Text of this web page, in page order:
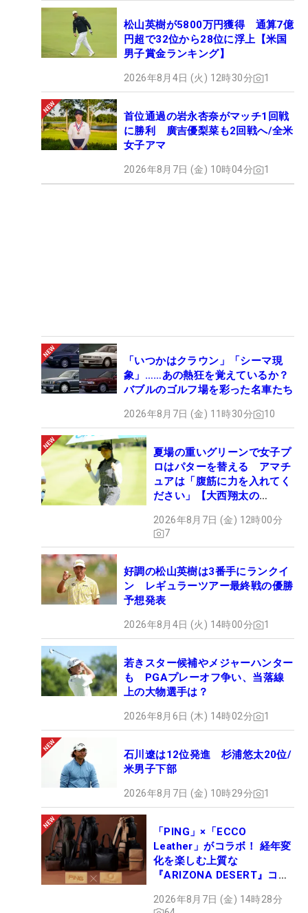
松山英樹が5800万円獲得 通算7億
円超で32位から28位に浮上【米国
男子賞金ランキング】
2026年8月4日 (火) 12時30分 1
首位通過の岩永杏奈がマッチ1回戦
に勝利 廣吉優梨菜も2回戦へ/全米
女子アマ
2026年8月7日 (金) 10時04分 1
「いつかはクラウン」「シーマ現
象」……あの熱狂を覚えているか？
バブルのゴルフ場を彩った名車たち
2026年8月7日 (金) 11時30分 10
夏場の重いグリーンで女子プ
ロはパターを替える アマチ
ュアは「腹筋に力を入れてく
ださい」【大西翔太の
2026年8月7日 (金) 12時00分
7
好調の松山英樹は3番手にランクイ
ン レギュラーツアー最終戦の優勝
予想発表
2026年8月4日 (火) 14時00分 1
若きスター候補やメジャーハンター
も PGAプレーオフ争い、当落線
上の大物選手は？
2026年8月6日 (木) 14時02分 1
石川遼は12位発進 杉浦悠太20位/
米男子下部
2026年8月7日 (金) 10時29分 1
「PING」×「ECCO
Leather」がコラボ！ 経年変
化を楽しむ上質な
『ARIZONA DESERT』コレ
ュー
2026年8月7日 (金) 14時28分